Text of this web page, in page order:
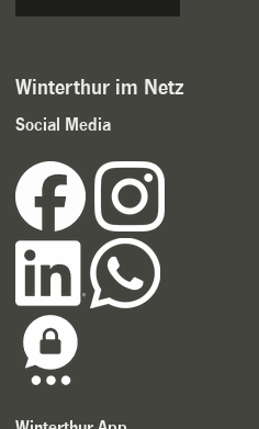
Winterthur im Netz
Social Media